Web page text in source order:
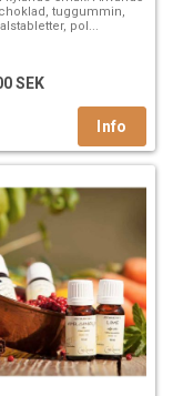
tuggummin,
pol...
SEK